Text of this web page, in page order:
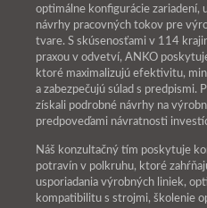
optimálne konfigurácie zariadení,
návrhy pracovných tokov pre
tvare. S skúsenosťami v 114
praxou v odvetví, ANKO
ktoré maximalizujú efektivitu,
a zabezpečujú súlad s predpismi.
získali podrobné návrhy na
predpoveďami návratnosti
Náš konzultačný tím poskytuje
potravín v polkruhu, ktoré
usporiadania výrobných liniek,
kompatibilitu s strojmi, školenie